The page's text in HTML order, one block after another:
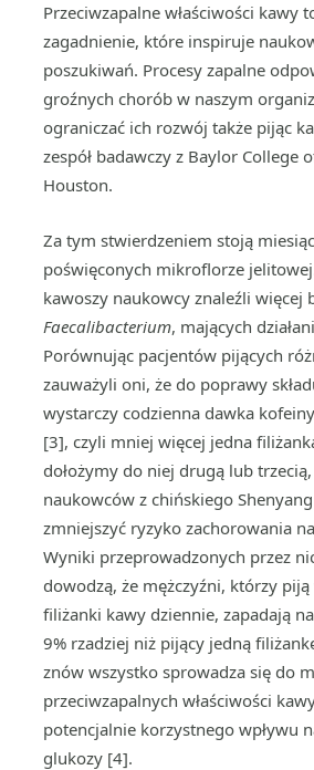
Przeciwzapalne właściwości kawy
zagadnienie, które inspiruje
poszukiwań. Procesy zapalne
groźnych chorób w naszym
ograniczać ich rozwój także pijąc
zespół badawczy z Baylor College
Houston.
Za tym stwierdzeniem stoją
poświęconych mikroflorze
kawoszy naukowcy znaleźli więcej
Faecalibacterium, mających
Porównując pacjentów pijących
zauważyli oni, że do poprawy
wystarczy codzienna dawka
[3], czyli mniej więcej jedna
dołożymy do niej drugą lub trzecią,
naukowców z chińskiego
zmniejszyć ryzyko zachorowania
Wyniki przeprowadzonych przez
dowodzą, że mężczyźni, którzy
filiżanki kawy dziennie, zapadają
9% rzadziej niż pijący jedną
znów wszystko sprowadza się do
przeciwzapalnych właściwości
potencjalnie korzystnego wpływu
glukozy [4].